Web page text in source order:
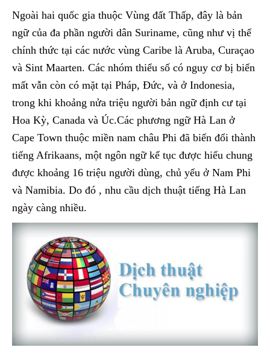
Ngoài hai quốc gia thuộc Vùng đất Thấp, đây là bản
ngữ của đa phần người dân Suriname, cũng như vị thế
chính thức tại các nước vùng Caribe là Aruba, Curaçao
và Sint Maarten. Các nhóm thiểu số có nguy cơ bị biến
mất vẫn còn có mặt tại Pháp, Đức, và ở Indonesia,
trong khi khoảng nửa triệu người bản ngữ định cư tại
Hoa Kỳ, Canada và Úc.Các phương ngữ Hà Lan ở
Cape Town thuộc miền nam châu Phi đã biến đổi thành
tiếng Afrikaans, một ngôn ngữ kế tục được hiểu chung
được khoảng 16 triệu người dùng, chủ yếu ở Nam Phi
và Namibia. Do đó , nhu cầu dịch thuật tiếng Hà Lan
ngày càng nhiều.